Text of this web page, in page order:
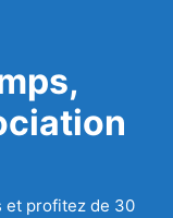
et profitez de 30